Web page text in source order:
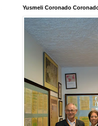
Yusmeli Coronado